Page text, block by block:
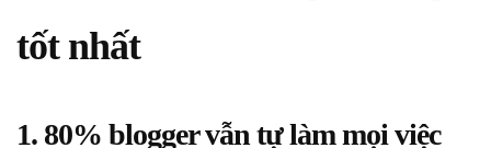
tốt nhất
1. 80% blogger vẫn tự làm mọi việc